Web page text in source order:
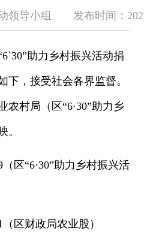
领导小组 发布时间：
助力乡村振兴活动捐
下，接受社会各界监督。
农村局（区“6·30”助力乡
。
区“6·30”助力乡村振兴活
区财政局农业股）